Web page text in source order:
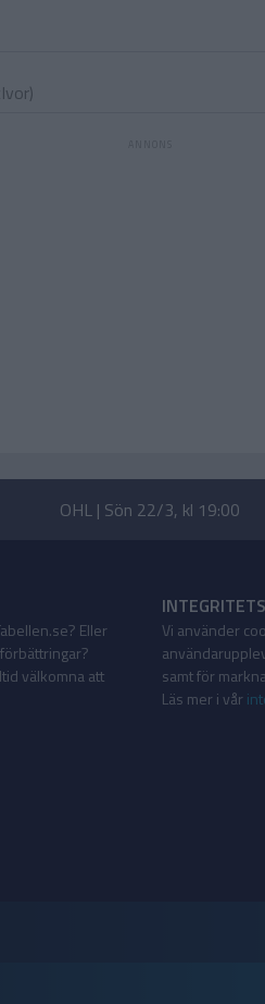
)
OHL | Sön 22/3, kl 19:00
Eller
välkomna att
Vi använder
samt för
Läs mer i vår